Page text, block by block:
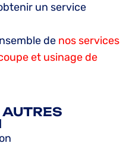
un service
de nos services
et usinage de